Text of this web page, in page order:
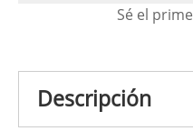
Sé el
Descripción